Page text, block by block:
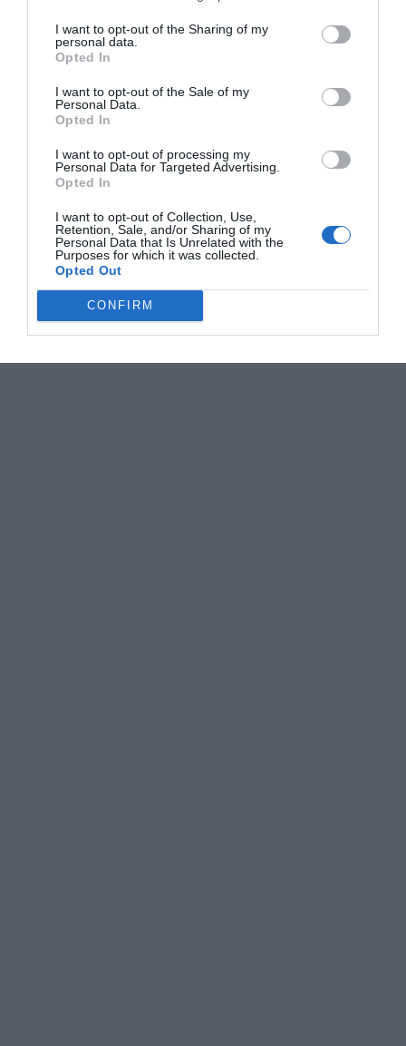
I want to opt-out of the Sharing of my
personal data.
Opted In
I want to opt-out of the Sale of my
Personal Data.
Opted In
I want to opt-out of processing my
Personal Data for Targeted Advertising.
Opted In
I want to opt-out of Collection, Use,
Retention, Sale, and/or Sharing of my
Personal Data that Is Unrelated with the
Purposes for which it was collected.
Opted Out
CONFIRM